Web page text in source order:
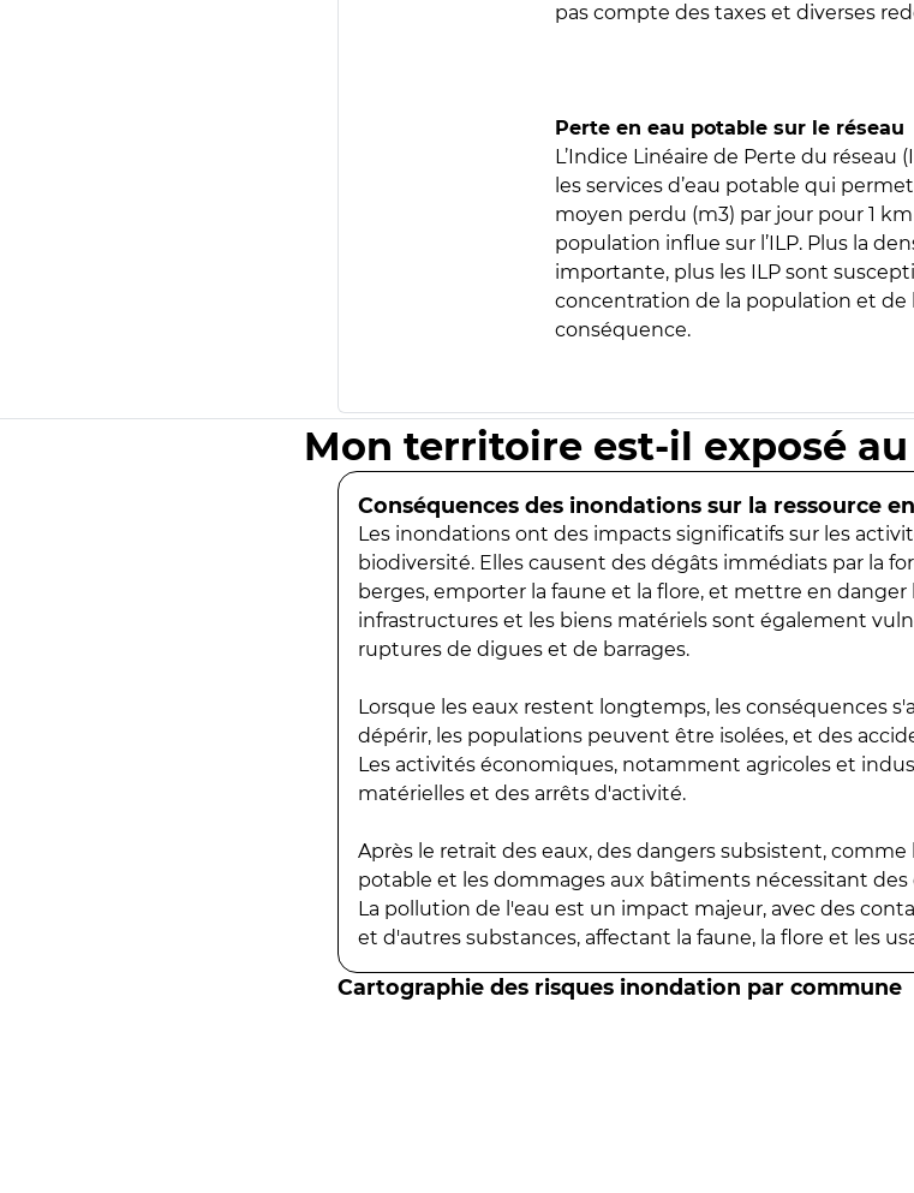
pas compte des taxes et diverses
Perte en eau potable sur le réseau
L’Indice Linéaire de Perte du réseau
les services d’eau potable qui
moyen perdu (m3) par jour pour 1
population influe sur l’ILP. Plus la
importante, plus les ILP sont
concentration de la population et de
conséquence.
Mon territoire est-il exposé
Conséquences des inondations sur la ressource
Les inondations ont des impacts significatifs sur les
biodiversité. Elles causent des dégâts immédiats par la
berges, emporter la faune et la flore, et mettre en danger
infrastructures et les biens matériels sont également
ruptures de digues et de barrages.
Lorsque les eaux restent longtemps, les conséquences
dépérir, les populations peuvent être isolées, et des
Les activités économiques, notamment agricoles et
matérielles et des arrêts d'activité.
Après le retrait des eaux, des dangers subsistent,
potable et les dommages aux bâtiments nécessitant
La pollution de l'eau est un impact majeur, avec des
et d'autres substances, affectant la faune, la flore et les
Cartographie des risques inondation par commune